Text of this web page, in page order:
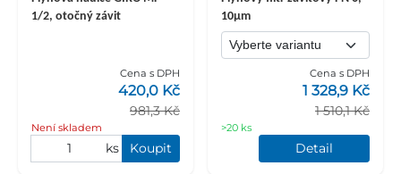
1/2, otočný závit
Cena s DPH
981,3 Kč
420,0 Kč
Není skladem
ks Koupit
10µm
Cena s DPH
1 510,1 Kč
1 328,9 Kč
>20 ks
Detail